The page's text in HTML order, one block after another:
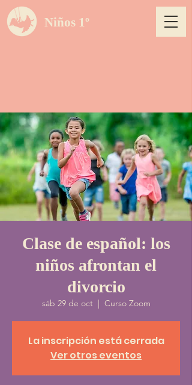
Niños 1º
Clase de español: los
niños afrontan el
divorcio
sáb 29 de oct
  |
Curso Zoom
La inscripción está cerrada
Ver otros eventos